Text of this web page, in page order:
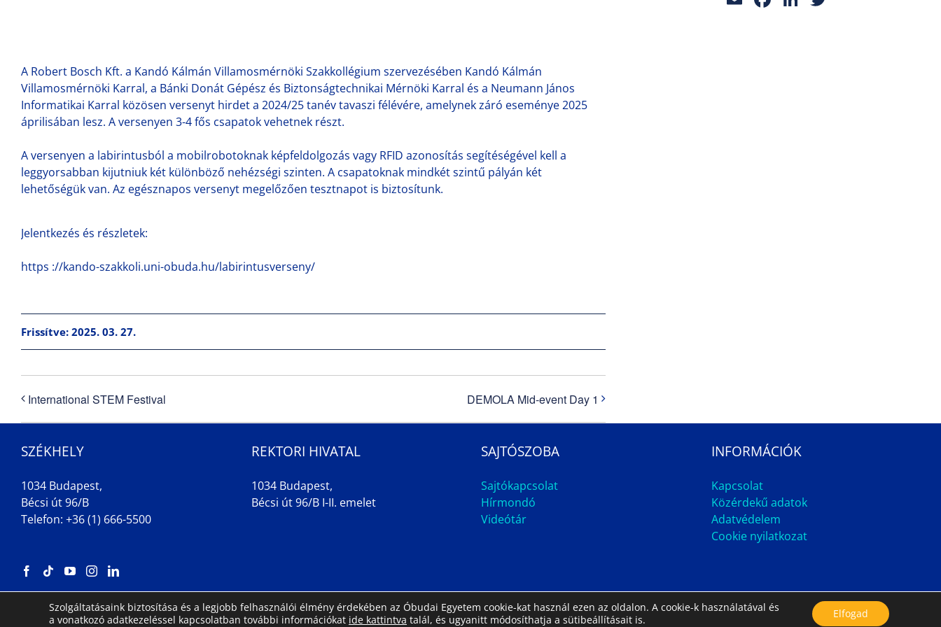
A Robert Bosch Kft. a Kandó Kálmán Villamosmérnöki Szakkollégium szervezésében Kandó Kálmán
Villamosmérnöki Karral, a Bánki Donát Gépész és Biztonságtechnikai Mérnöki Karral és a Neumann János
Informatikai Karral közösen versenyt hirdet a 2024/25 tanév tavaszi félévére, amelynek záró eseménye 2025
áprilisában lesz. A versenyen 3-4 fős csapatok vehetnek részt.
A versenyen a labirintusból a mobilrobotoknak képfeldolgozás vagy RFID azonosítás segítéségével kell a
leggyorsabban kijutniuk két különböző nehézségi szinten. A csapatoknak mindkét szintű pályán két
lehetőségük van. Az egésznapos versenyt megelőzően tesztnapot is biztosítunk.
Jelentkezés és részletek:
https ://kando-szakkoli.uni-obuda.hu/labirintusverseny/
Frissítve: 2025. 03. 27.
International STEM Festival DEMOLA Mid-event Day 1
SZÉKHELY
1034 Budapest,
Bécsi út 96/B
Telefon: +36 (1) 666-5500
REKTORI HIVATAL
1034 Budapest,
Bécsi út 96/B I-II. emelet
SAJTÓSZOBA
Sajtókapcsolat
Hírmondó
Videótár
INFORMÁCIÓK
Kapcsolat
Közérdekű adatok
Adatvédelem
Cookie nyilatkozat
Impresszum Állás Archívum
Szolgáltatásaink biztosítása és a legjobb felhasználói élmény érdekében az Óbudai Egyetem cookie-kat használ ezen az oldalon. A cookie-k használatával és
a vonatkozó adatkezeléssel kapcsolatban további információkat ide kattintva talál, és ugyanitt módosíthatja a sütibeállításait is. Elfogad